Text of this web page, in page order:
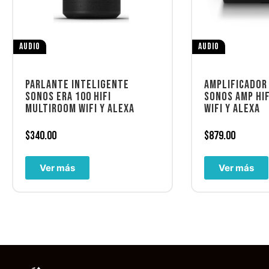
AUDIO
PARLANTE INTELIGENTE
SONOS ERA 100 HIFI
MULTIROOM WIFI Y ALEXA
$340.00
Ver más
AUDIO
SONOS AMP
WIFI Y ALEXA
$879.00
Ver más